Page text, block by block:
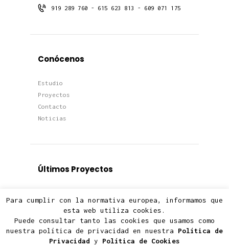
919 289 760 - 615 623 813 - 609 071 175
Conócenos
Estudio
Proyectos
Contacto
Noticias
Últimos Proyectos
Viviendas
Terciario
Para cumplir con la normativa europea, informamos que
esta web utiliza cookies.
Puede consultar tanto las cookies que usamos como
nuestra política de privacidad en nuestra Política de
Privacidad y Política de Cookies